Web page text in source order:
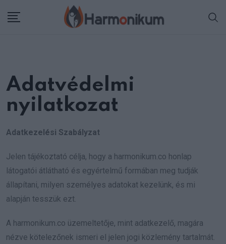
Adatvédelmi
nyilatkozat
Adatkezelési Szabályzat
Jelen tájékoztató célja, hogy a harmonikum.co honlap
látogatói átlátható és egyértelmű formában meg tudják
állapítani, milyen személyes adatokat kezelünk, és mi
alapján tesszük ezt.
A harmonikum.co üzemeltetője, mint adatkezelő, magára
nézve kötelezőnek ismeri el jelen jogi közlemény tartalmát.